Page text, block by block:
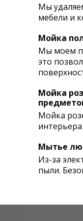
Мы
мебели и
Мойка
Мы моем
это
Мойка
Мойка
интерьера
Мытье
Из-за
пыли.